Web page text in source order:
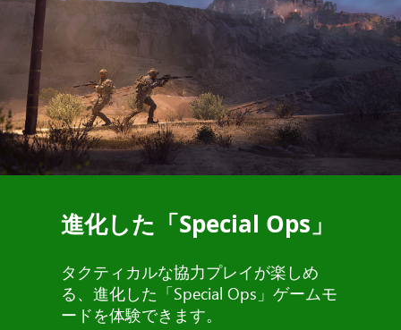
進化した「Special Ops」
タクティカルな協力プレイが楽しめ
る、進化した「Special Ops」ゲームモ
ードを体験できます。